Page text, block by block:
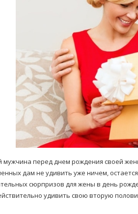
перед днем рождения своей
дам не удивить уже ничем,
сюрпризов для жены в день
удивить свою вторую
Лікарі
14/